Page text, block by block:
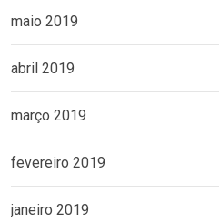
maio 2019
abril 2019
março 2019
fevereiro 2019
janeiro 2019